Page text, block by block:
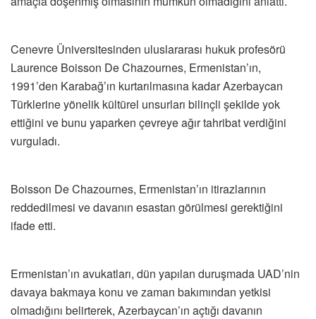
Cenevre Üniversitesinden uluslararası hukuk profesörü
Laurence Boisson De Chazournes, Ermenistan’ın,
1991’den Karabağ’ın kurtarılmasına kadar Azerbaycan
Türklerine yönelik kültürel unsurları bilinçli şekilde yok
ettiğini ve bunu yaparken çevreye ağır tahribat verdiğini
vurguladı.
Boisson De Chazournes, Ermenistan’ın itirazlarının
reddedilmesi ve davanın esastan görülmesi gerektiğini
ifade etti.
Ermenistan’ın avukatları, dün yapılan duruşmada UAD’nin
davaya bakmaya konu ve zaman bakımından yetkisi
olmadığını belirterek, Azerbaycan’ın açtığı davanın